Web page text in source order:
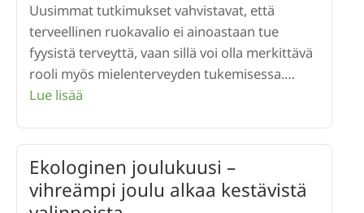
ja
elinvoimaa
Uusimmat tutkimukset vahvistavat, että
terveellinen ruokavalio ei ainoastaan tue
fyysistä terveyttä, vaan sillä voi olla merkittävä
rooli myös mielenterveyden tukemisessa.…
Lue lisää
myös
mielen
hyvinvointia
Ekologinen joulukuusi –
vihreämpi joulu alkaa kestävistä